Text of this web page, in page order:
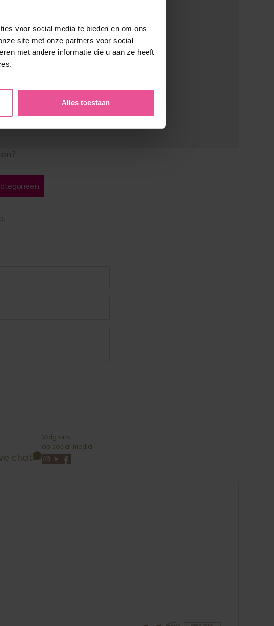
voor social media te bieden en om ons
site met onze partners voor social
met andere informatie die u aan ze heeft
Alles toestaan
chat
Volg ons
op social media